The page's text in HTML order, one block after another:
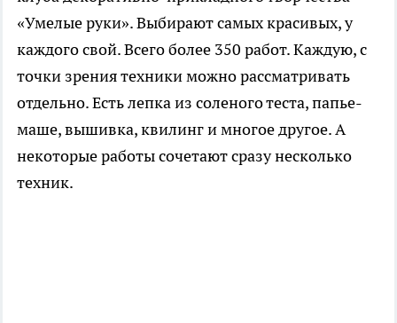
«Умелые руки». Выбирают самых красивых, у
каждого свой. Всего более 350 работ. Каждую, с
точки зрения техники можно рассматривать
отдельно. Есть лепка из соленого теста, папье-
маше, вышивка, квилинг и многое другое. А
некоторые работы сочетают сразу несколько
техник.